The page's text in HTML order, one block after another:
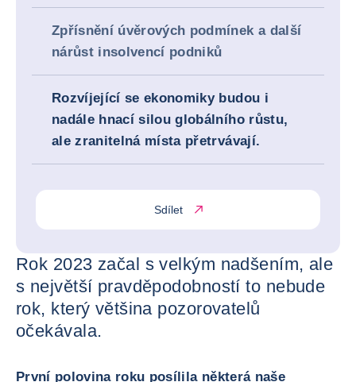
Zpřísnění úvěrových podmínek a další
nárůst insolvencí podniků
Rozvíjející se ekonomiky budou i
nadále hnací silou globálního růstu,
ale zranitelná místa přetrvávají.
Sdílet
Rok 2023 začal s velkým nadšením, ale
s největší pravděpodobností to nebude
rok, který většina pozorovatelů
očekávala.
První polovina roku posílila některá naše